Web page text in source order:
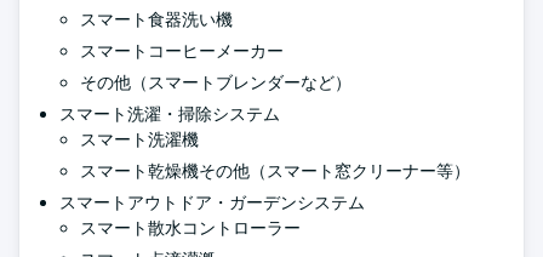
スマート食器洗い機
スマートコーヒーメーカー
その他（スマートブレンダーなど）
スマート洗濯・掃除システム
スマート洗濯機
スマート乾燥機その他（スマート窓クリーナー等）
スマートアウトドア・ガーデンシステム
スマート散水コントローラー